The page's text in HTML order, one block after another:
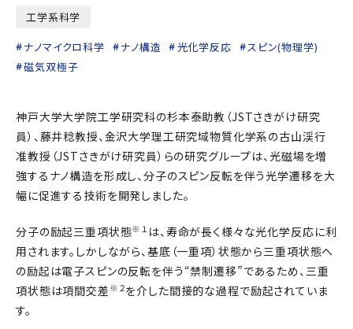
工学系科学
ナノマイクロ科学
ナノ構造 光化学反応
スピン(物理学)
磁気双極子
神戸大学大学院工学研究科の杉本泰助教（JSTさきがけ研究
員）、藤井稔教授、金沢大学理工研究域物質化学系の古山渓行
准教授（JSTさきがけ研究員）らの研究グループは、光磁場を増
強するナノ構造を形成し、分子のスピン反転を伴う光学遷移を大
幅に促進する技術を開発しました。
分子の励起三重項状態※１ は、寿命が長く様々な光化学反応に利
用されます。しかしながら、基底（一重項）状態から三重項状態へ
の励起は電子スピンの反転を伴う“禁制遷移”であるため、三重
項状態は項間交差 ※２を介した間接的な過程で励起されていま
す。